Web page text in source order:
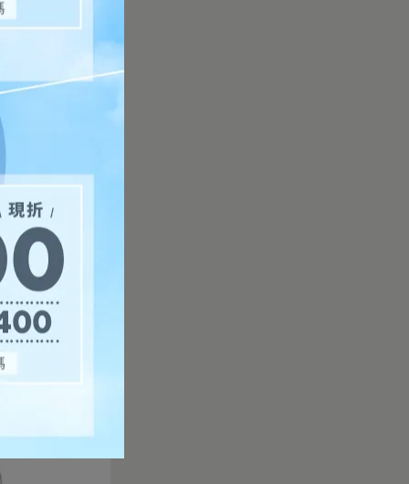
固耐用！